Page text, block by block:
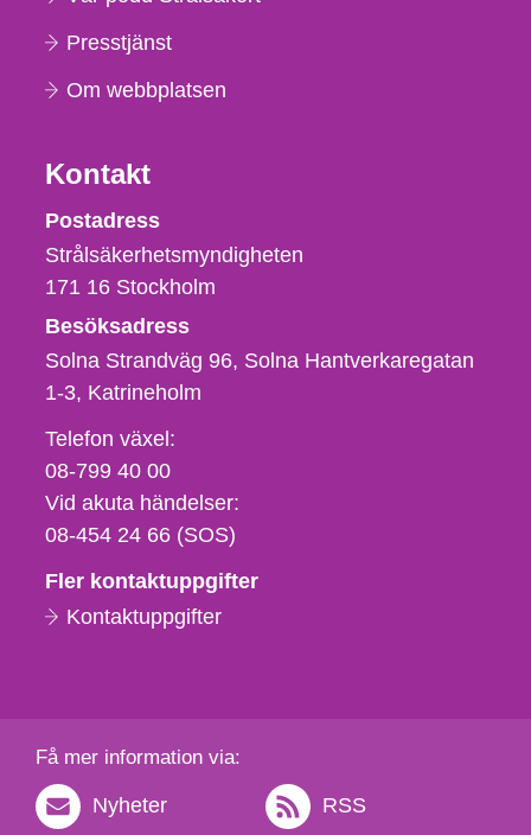
Presstjänst
Om webbplatsen
Kontakt
Strålsäkerhetsmyndigheten
Postadress
Strålsäkerhetsmyndigheten
171 16 Stockholm
Besöksadress
Solna Strandväg 96, Solna Hantverkaregatan
1-3 Katrineholm
Telefon,
fax
och
e-
Telefon växel:
08-799 40 00
Vid akuta händelser:
08-454 24 66 (SOS)
Fler kontaktuppgifter
Kontaktuppgifter
Få mer information via:
Nyheter RSS